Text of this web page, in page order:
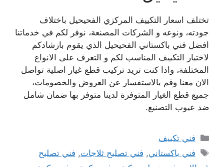
تختلف اسعار التكييف المركزي الفحيحيل باختلاف
جودته، ونوعه و الشركات المصنعة، نوفر لكم في خدماتنا
افضل فني باكستاني الفحيحيل الذي يقوم بارشادكم
لاختيار التكييف المناسب لكم و التعرف على الانواع
المختلفة، واذا كنت تريد تركيب قطع غيار اصلية تواصل
الان معنا وقم بالاستفسار عن العروض والخصومات،
جميع قطع الغيار المتوفرة لدينا متوفر بها ضمان شامل
ضد عيوب التصنيع.
التصنيفات
فني تكييف
الوسوم
فني باكستاني, فني تصليح ثلاجات, فني تصليح